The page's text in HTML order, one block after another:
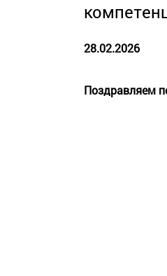
28.02.2026
Поздравляем